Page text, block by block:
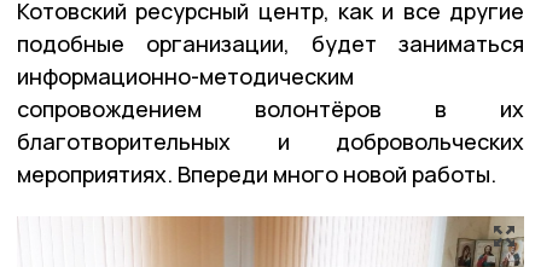
Котовский ресурсный центр, как и все другие
подобные организации, будет заниматься
информационно-методическим
сопровождением волонтёров в их
благотворительных и добровольческих
мероприятиях. Впереди много новой работы.